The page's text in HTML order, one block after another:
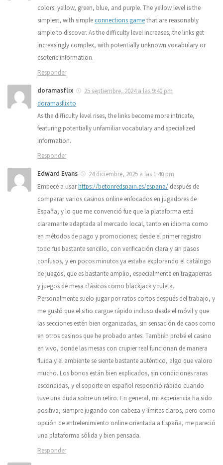
colors: yellow, green, blue, and purple. The yellow level is the
simplest, with simple connections gamethat are reasonably
simple to discover. As the difficulty level increases, the links get
increasingly complex, with potentially unknown vocabulary or
esoteric information.
Responder
doramasflix
25 septiembre, 2024 a las 9:40 pm
doramasflix.to
As the difficulty level rises, the links become more intricate,
featuring potentially unfamiliar vocabulary and specialized
information.
Responder
Edward Evans
24 diciembre, 2025 a las 1:40 pm
Empecé a usarhttps://betonredspain.es/espana/ después de
comparar varios casinos online enfocados en jugadores de
España, y lo que me convenció fue que la plataforma está
claramente adaptada al mercado local, tanto en idioma como
en métodos de pago y promociones; desde el primer registro
todo fue bastante sencillo, con verificación clara y sin pasos
confusos, y en pocos minutos ya estaba explorando el catálogo
de juegos, que es bastante amplio, especialmente en tragaperras
y juegos de mesa clásicos como blackjack y ruleta.
Personalmente suelo jugar por ratos cortos después del trabajo, y
me gustó que el sitio cargue rápido incluso desde el móvil y que
las secciones estén bien organizadas, sin sensación de caos como
en otros casinos que he probado antes. También probé el casino
en vivo, donde las mesas con crupier real funcionan de manera
fluida y el ambiente se siente bastante auténtico, algo que valoro
mucho. Los bonos están bien explicados, sin condiciones raras
escondidas, y el soporte en español respondió rápido cuando
tuve una duda sobre un retiro. En general, mi experiencia ha sido
positiva, siempre jugando con cabeza y límites claros, pero como
opción de entretenimiento online orientada a España, me pareció
una plataforma sólida y bien pensada.
Responder